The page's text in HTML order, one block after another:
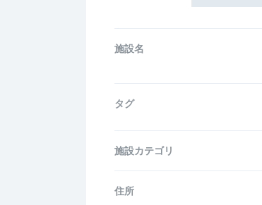
施設名
タグ
施設カテゴリ
住所